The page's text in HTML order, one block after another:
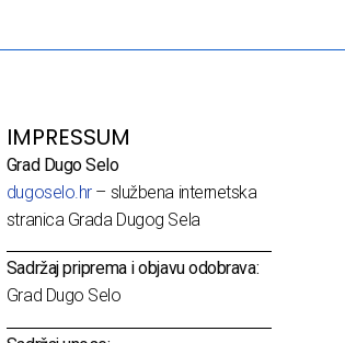
IMPRESSUM
Grad Dugo Selo
dugoselo.hr– službena internetska
stranica Grada Dugog Sela
Sadržaj priprema i objavu odobrava:
Grad Dugo Selo